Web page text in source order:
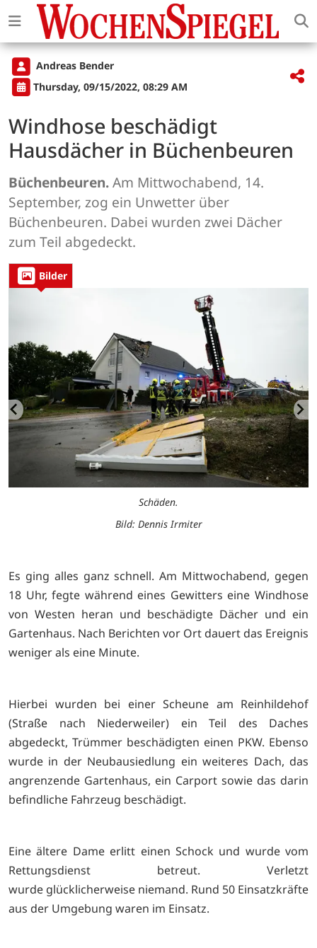
Andreas Bender
Thursday, 09/15/2022, 08:29 AM
Windhose beschädigt
Hausdächer in Büchenbeuren
Büchenbeuren.Am Mittwochabend, 14.
September, zog ein Unwetter über
Büchenbeuren. Dabei wurden zwei Dächer
zum Teil abgedeckt.
Bilder
Schäden.
Bild: Dennis Irmiter
Es ging alles ganz schnell. Am Mittwochabend, gegen
18 Uhr, fegte während eines Gewitters eine Windhose
von Westen heran und beschädigte Dächer und ein
Gartenhaus. Nach Berichten vor Ort dauert das Ereignis
weniger als eine Minute.
Hierbei wurden bei einer Scheune am Reinhildehof
(Straße nach Niederweiler) ein Teil des Daches
abgedeckt, Trümmer beschädigten einen PKW. Ebenso
wurde in der Neubausiedlung ein weiteres Dach, das
angrenzende Gartenhaus, ein Carport sowie das darin
befindliche Fahrzeug beschädigt.
Eine ältere Dame erlitt einen Schock und wurde vom
Rettungsdienst betreut. Verletzt
wurde glücklicherweise niemand. Rund 50 Einsatzkräfte
aus der Umgebung waren im Einsatz.